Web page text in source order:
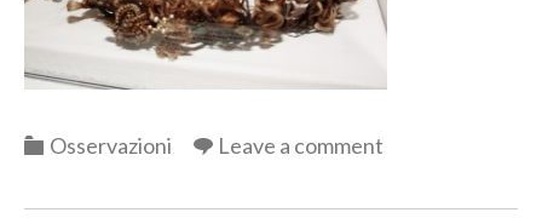
Categories
Osservazioni Leave a comment